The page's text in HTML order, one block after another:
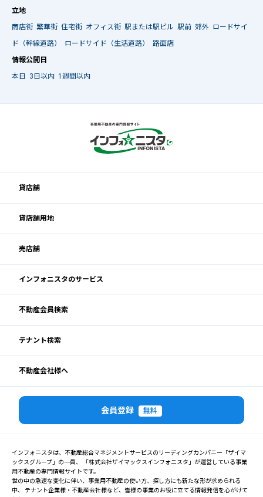
立地
商店街 繁華街 住宅街 オフィス街 駅または駅ビル 駅前 郊外 ロードサイ
ド（幹線道路）
ロードサイド（生活道路）
路面店
情報公開日
本日
3日以内 1週間以内
貸店舗
貸店舗用地
売店舗
インフォニスタのサービス
不動産会員検索
テナント検索
不動産会社様へ
会員登録 無料
インフォニスタは、不動産総合マネジメントサービスのリーディングカンパニー「ザイマ
ックスグループ」の一員、 「株式会社ザイマックスインフォニスタ」が運営している事業
用不動産の専門情報サイトです。
世の中の急速な変化に伴い、事業用不動産の使い方、探し方にも新たな形が求められる
中、 テナント企業様・不動産会社様など、皆様の事業のお役に立てる情報発信を心がけて